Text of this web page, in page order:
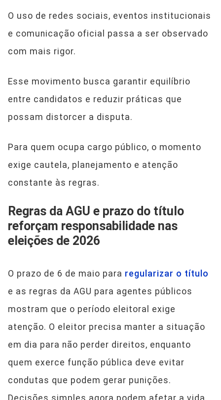
O uso de redes sociais, eventos institucionais
e comunicação oficial passa a ser observado
com mais rigor.
Esse movimento busca garantir equilíbrio
entre candidatos e reduzir práticas que
possam distorcer a disputa.
Para quem ocupa cargo público, o momento
exige cautela, planejamento e atenção
constante às regras.
Regras da AGU e prazo do título
reforçam responsabilidade nas
eleições de 2026
O prazo de 6 de maio para regularizar o título
e as regras da AGU para agentes públicos
mostram que o período eleitoral exige
atenção. O eleitor precisa manter a situação
em dia para não perder direitos, enquanto
quem exerce função pública deve evitar
condutas que podem gerar punições.